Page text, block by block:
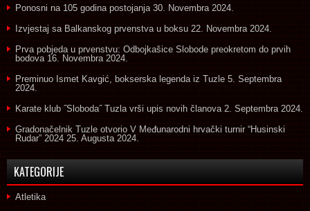
Ponosni na 105 godina postojanja 30. Novembra 2024.
Izvjestaj sa Balkanskog prvenstva u boksu 22. Novembra 2024.
Prva pobjeda u prvenstvu: Odbojkašice Slobode preokretom do prvih
bodova 16. Novembra 2024.
Preminuo Ismet Kavgić, bokserska legenda iz Tuzle 5. Septembra
2024.
Karate klub ˝Sloboda˝ Tuzla vrši upis novih članova 2. Septembra 2024.
Gradonačelnik Tuzle otvorio V Međunarodni hrvački turnir “Husinski
Rudar” 2024 25. Augusta 2024.
KATEGORIJE
Atletika